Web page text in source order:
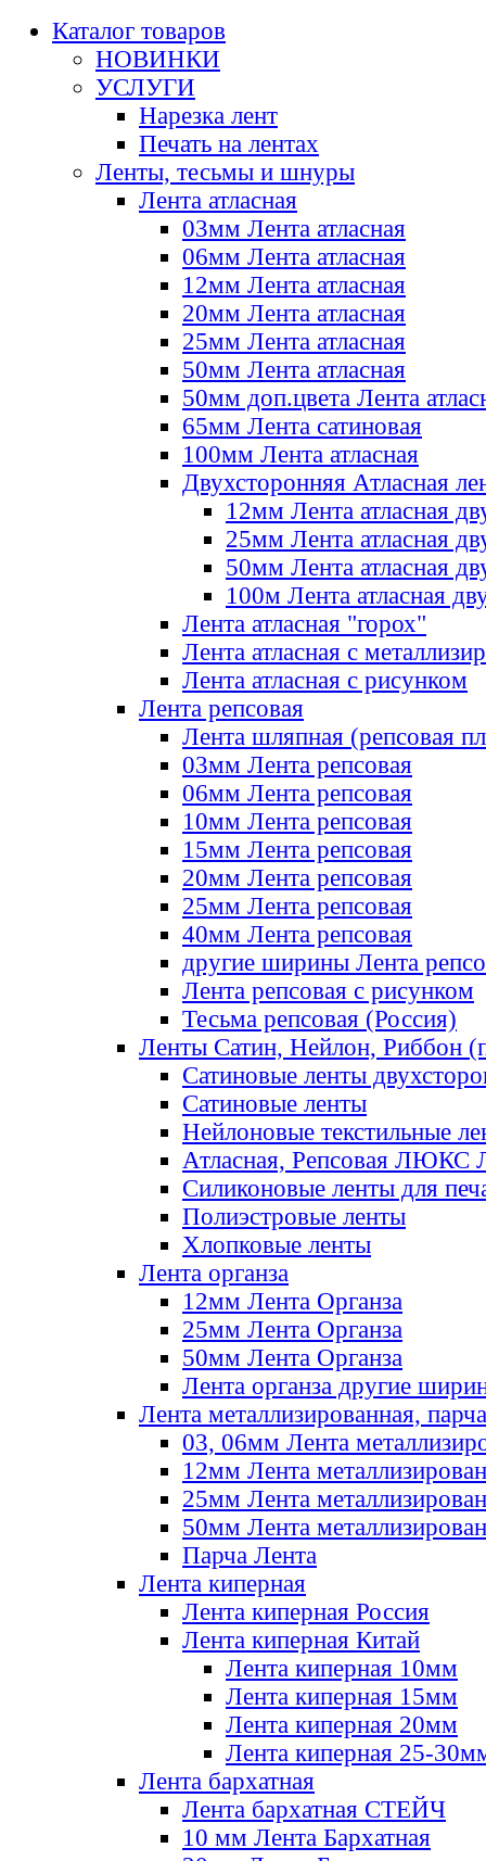
Каталог товаров
НОВИНКИ
УСЛУГИ
Нарезка лент
Печать на лентах
Ленты, тесьмы и шнуры
Лента атласная
03мм Лента атласная
06мм Лента атласная
12мм Лента атласная
20мм Лента атласная
25мм Лента атласная
50мм Лента атласная
50мм доп.цвета Лента
65мм Лента сатиновая
100мм Лента атласная
Двухсторонняя Атласная
12мм Лента атласная
25мм Лента атласная
50мм Лента атласная
100м Лента атласная
Лента атласная "горох"
Лента атласная с
Лента атласная с рисунком
Лента репсовая
Лента шляпная (репсовая
03мм Лента репсовая
06мм Лента репсовая
10мм Лента репсовая
15мм Лента репсовая
20мм Лента репсовая
25мм Лента репсовая
40мм Лента репсовая
другие ширины Лента
Лента репсовая с рисунком
Тесьма репсовая (Россия)
Ленты Сатин, Нейлон, Риббон
Сатиновые ленты
Сатиновые ленты
Нейлоновые текстильные
Атласная, Репсовая ЛЮКС
Силиконовые ленты для
Полиэстровые ленты
Хлопковые ленты
Лента органза
12мм Лента Органза
25мм Лента Органза
50мм Лента Органза
Лента органза другие
Лента металлизированная, парча
03, 06мм Лента
12мм Лента
25мм Лента
50мм Лента
Парча Лента
Лента киперная
Лента киперная Россия
Лента киперная Китай
Лента киперная 10мм
Лента киперная 15мм
Лента киперная 20мм
Лента киперная 25-
Лента бархатная
Лента бархатная СТЕЙЧ
10 мм Лента Бархатная